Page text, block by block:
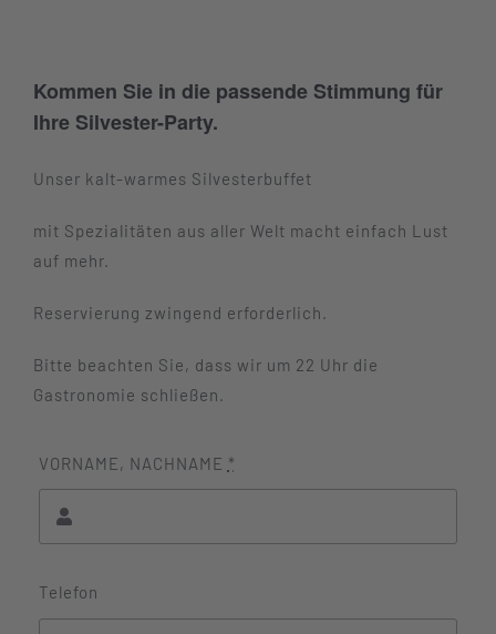
Kommen Sie in die passende Stimmung für
Ihre Silvester-Party.
Unser kalt-warmes Silvesterbuffet
mit Spezialitäten aus aller Welt macht einfach Lust
auf mehr.
Reservierung zwingend erforderlich.
Bitte beachten Sie, dass wir um 22 Uhr die
Gastronomie schließen.
VORNAME, NACHNAME *
Telefon